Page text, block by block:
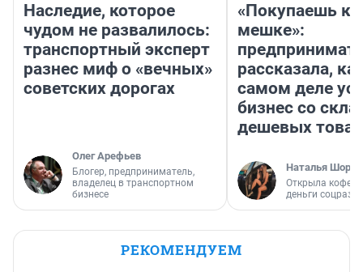
Наследие, которое
чудом не развалилось:
транспортный эксперт
разнес миф о «вечных»
советских дорогах
Олег Арефьев
Блогер, предприниматель,
владелец в транспортном
бизнесе
«Покупаешь
мешке»:
рассказала,
самом деле
бизнес со
дешевых
Наталья
Открыла
деньги
РЕКОМЕНДУЕМ